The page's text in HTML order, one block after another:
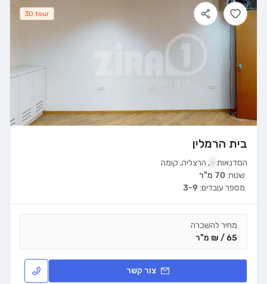
3D tour
בית הרמלין
הסדנאות , הרצליה, קומה
שטח:70 מ"ר
מספר עובדים:3-9
מחיר להשכרה
65 / ₪ מ"ר
צור קשר